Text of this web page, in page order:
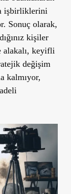
işbirliklerini
Sonuç olarak,
kişiler
alakalı, keyifli
değişim
kalmıyor,